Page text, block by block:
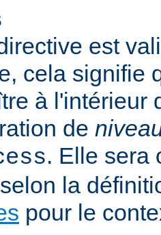
est
cela signifie
à l'intérieur
de
. Elle sera
la
pour le